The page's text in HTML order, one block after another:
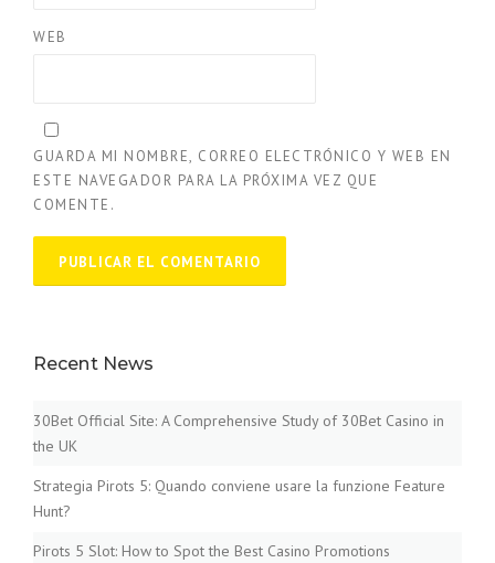
WEB
GUARDA MI NOMBRE, CORREO ELECTRÓNICO Y WEB EN
ESTE NAVEGADOR PARA LA PRÓXIMA VEZ QUE
COMENTE.
Recent News
30Bet Official Site: A Comprehensive Study of 30Bet Casino in
the UK
Strategia Pirots 5: Quando conviene usare la funzione Feature
Hunt?
Pirots 5 Slot: How to Spot the Best Casino Promotions